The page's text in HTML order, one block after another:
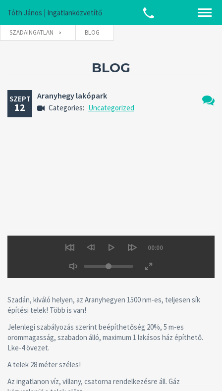
Tóth János | Ingatlanközvetítő
SZADAINGATLAN BLOG
BLOG
SZEPT
12
Aranyhegy lakópark
Categories: Uncategorized
Seek
10
secs
10
secs
Current
00:00
Mute
Volume
Fullscreen
Szadán, kiváló helyen, az Aranyhegyen 1500 nm-es, teljesen sík
építési telek! Több is van!
Jelenlegi szabályozás szerint beépíthetőség 20%, 5 m-es
orommagasság, szabadon álló, maximum 1 lakásos ház építhető.
Lke-4 övezet.
A telek 28 méter széles!
Az ingatlanon víz, villany, csatorna rendelkezésre áll. Gáz